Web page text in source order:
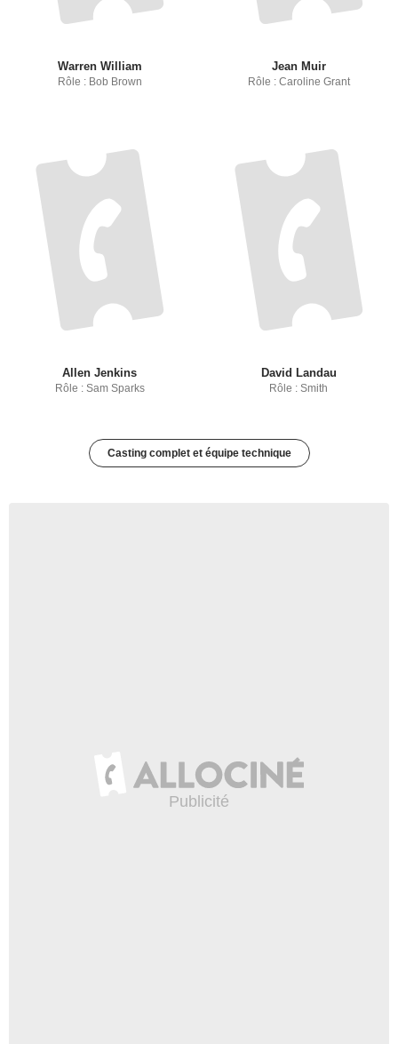
Warren William
Rôle : Bob Brown
Jean Muir
Rôle : Caroline Grant
Allen Jenkins
Rôle : Sam Sparks
David Landau
Rôle : Smith
Casting complet et équipe technique